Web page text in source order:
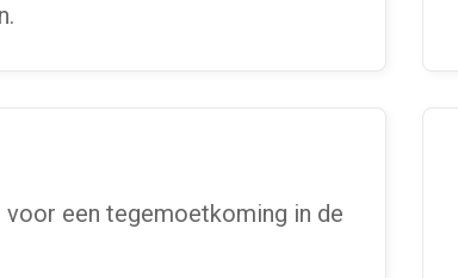
voor een tegemoetkoming in de